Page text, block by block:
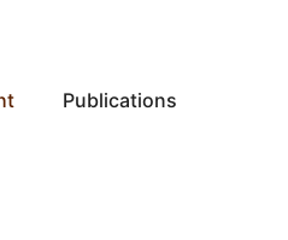
Publications